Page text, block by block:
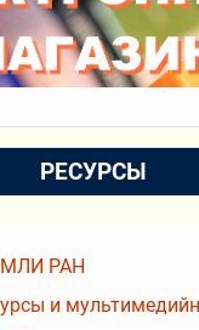
РЕСУРСЫ
РАН
и